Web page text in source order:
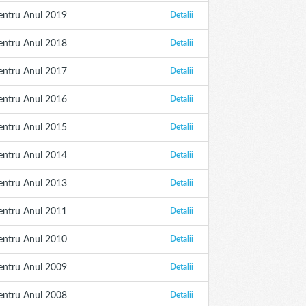
Detalii
Anul 2019
Detalii
Anul 2018
Detalii
Anul 2017
Detalii
Anul 2016
Detalii
Anul 2015
Detalii
Anul 2014
Detalii
Anul 2013
Detalii
Anul 2011
Detalii
Anul 2010
Detalii
Anul 2009
Detalii
Anul 2008